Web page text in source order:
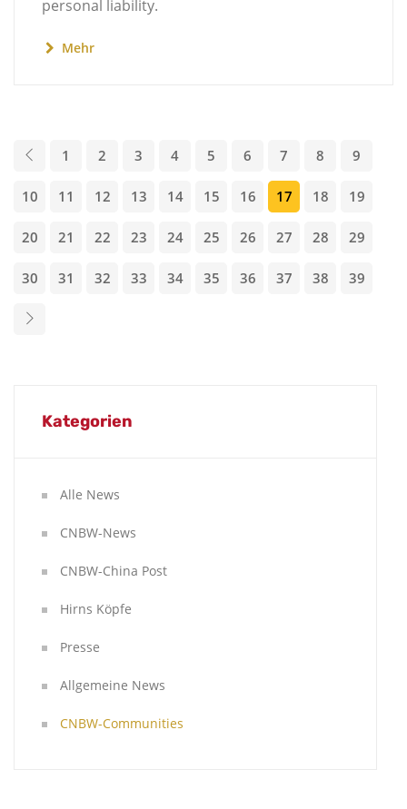
personal liability.
Mehr
1 2 3 4 5 6 7 8 9
10 11 12 13 14 15 16 17 18 19
20 21 22 23 24 25 26 27 28 29
30 31 32 33 34 35 36 37 38 39
Kategorien
Alle News
CNBW-News
CNBW-China Post
Hirns Köpfe
Presse
Allgemeine News
CNBW-Communities